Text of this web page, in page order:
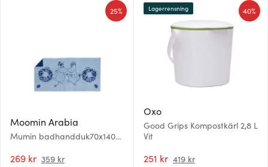
Moomin Arabia
Mumin badhandduk70x140
269 kr 359 kr
25%
Oxo
Good Grips Kompostkärl 2,8 L
Vit
251 kr 419 kr
40%
Lagerrensning